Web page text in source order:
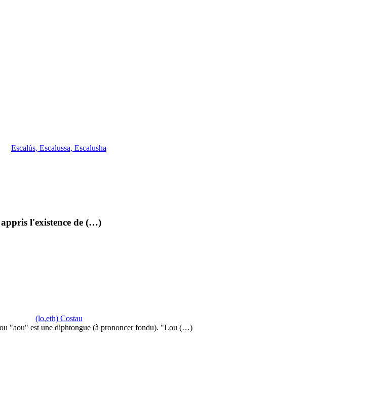
Escalús, Escalussa, Escalusha
appris l'existence de (…)
(lo,eth) Costau
"aou" est une diphtongue (à prononcer fondu). "Lou (…)